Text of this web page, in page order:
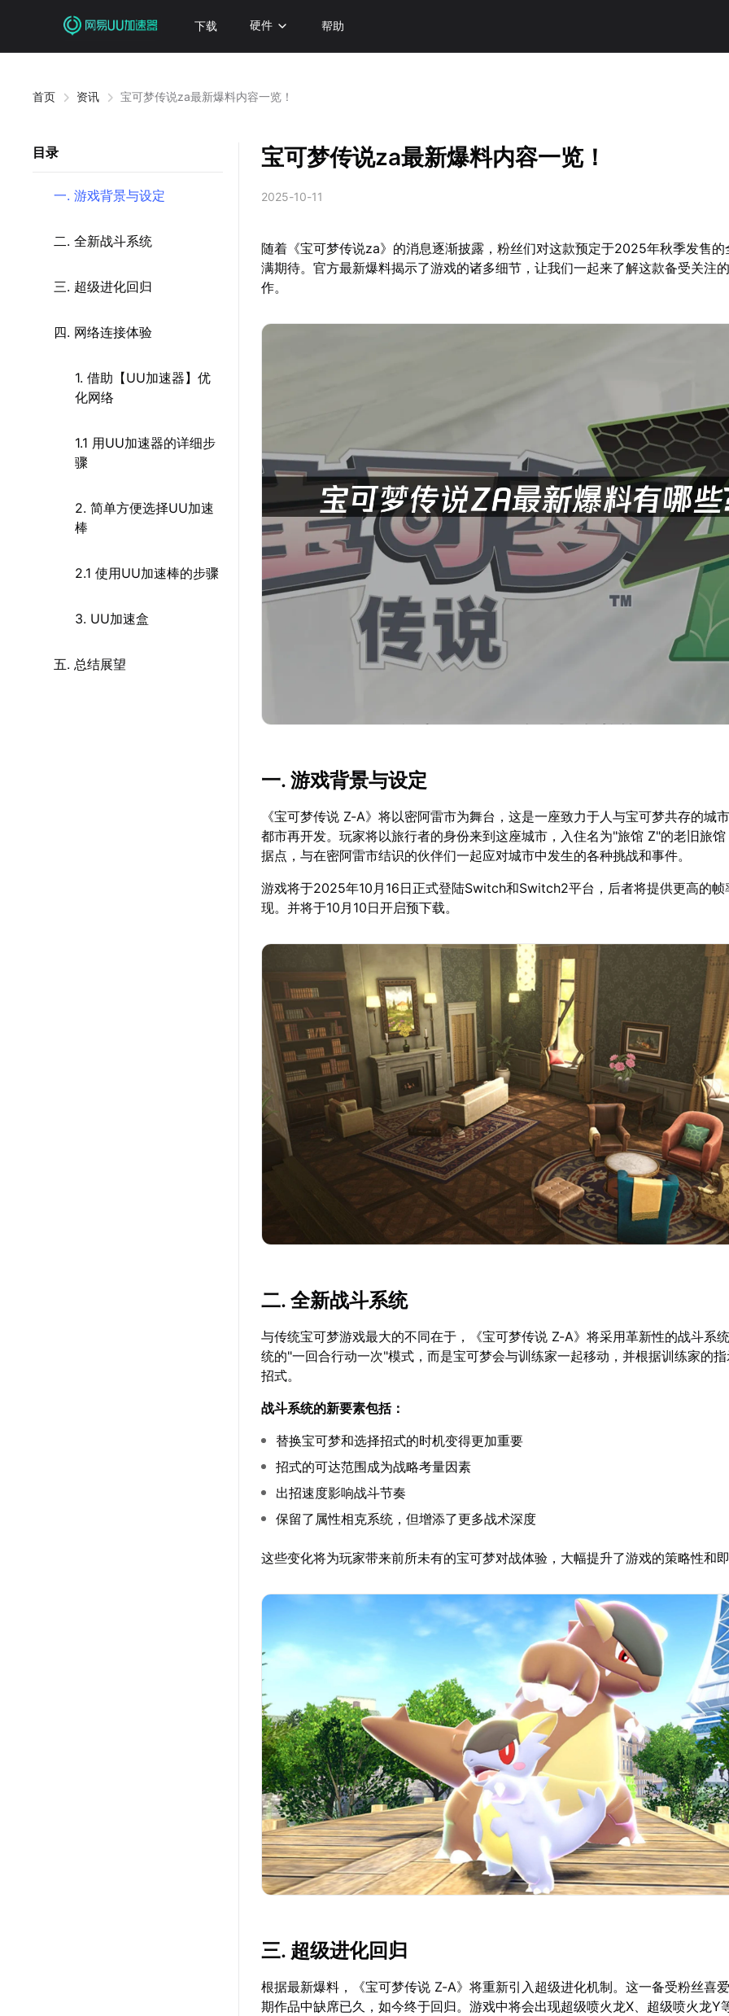
下载 硬件 帮助
首页 资讯 宝可梦传说za最新爆料内容一览！
目录
一. 游戏背景与设定
二. 全新战斗系统
三. 超级进化回归
四. 网络连接体验
1. 借助【UU加速器】优
化网络
1.1 用UU加速器的详细步
骤
2. 简单方便选择UU加速
棒
2.1 使用UU加速棒的步骤
3. UU加速盒
五. 总结展望
宝可梦传说za最新爆料内容一览！
2025-10-11
随着《宝可梦传说za》的消息逐渐披露，粉丝们对这款预定于2025年秋季发售的
满期待。官方最新爆料揭示了游戏的诸多细节，让我们一起来了解这款备受关注
作。
一. 游戏背景与设定
《宝可梦传说 Z-A》将以密阿雷市为舞台，这是一座致力于人与宝可梦共存的城
都市再开发。玩家将以旅行者的身份来到这座城市，入住名为"旅馆 Z"的老旧旅
据点，与在密阿雷市结识的伙伴们一起应对城市中发生的各种挑战和事件。
游戏将于2025年10月16日正式登陆Switch和Switch2平台，后者将提供更高的帧
现。并将于10月10日开启预下载。
二. 全新战斗系统
与传统宝可梦游戏最大的不同在于，《宝可梦传说 Z-A》将采用革新性的战斗系
统的"一回合行动一次"模式，而是宝可梦会与训练家一起移动，并根据训练家的
招式。
战斗系统的新要素包括：
替换宝可梦和选择招式的时机变得更加重要
招式的可达范围成为战略考量因素
出招速度影响战斗节奏
保留了属性相克系统，但增添了更多战术深度
这些变化将为玩家带来前所未有的宝可梦对战体验，大幅提升了游戏的策略性和
三. 超级进化回归
根据最新爆料，《宝可梦传说 Z-A》将重新引入超级进化机制。这一备受粉丝喜
期作品中缺席已久，如今终于回归。游戏中将会出现超级喷火龙X、超级喷火龙Y